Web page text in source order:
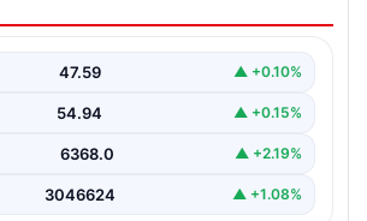
47.59 ▲ +0.10%
54.94 ▲ +0.15%
6368.0 ▲ +2.19%
3046624 ▲ +1.08%